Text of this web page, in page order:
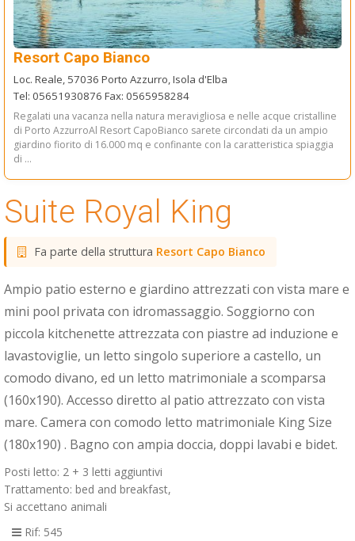
Resort Capo Bianco
Loc. Reale, 57036 Porto Azzurro, Isola d'Elba
Tel: 05651930876 Fax: 0565958284
Regalati una vacanza nella natura meravigliosa e nelle acque cristalline
di Porto AzzurroAl Resort CapoBianco sarete circondati da un ampio
giardino fiorito di 16.000 mq e confinante con la caratteristica spiaggia
di ...
Suite Royal King
Fa parte della struttura Resort Capo Bianco
Ampio patio esterno e giardino attrezzati con vista mare e
mini pool privata con idromassaggio. Soggiorno con
piccola kitchenette attrezzata con piastre ad induzione e
lavastoviglie, un letto singolo superiore a castello, un
comodo divano, ed un letto matrimoniale a scomparsa
(160x190). Accesso diretto al patio attrezzato con vista
mare. Camera con comodo letto matrimoniale King Size
(180x190) . Bagno con ampia doccia, doppi lavabi e bidet.
Posti letto: 2 + 3 letti aggiuntivi
Trattamento: bed and breakfast,
Si accettano animali
Rif: 545